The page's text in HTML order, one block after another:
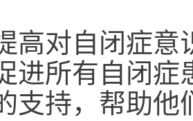
高对自闭症
进所有自闭
支持，帮助